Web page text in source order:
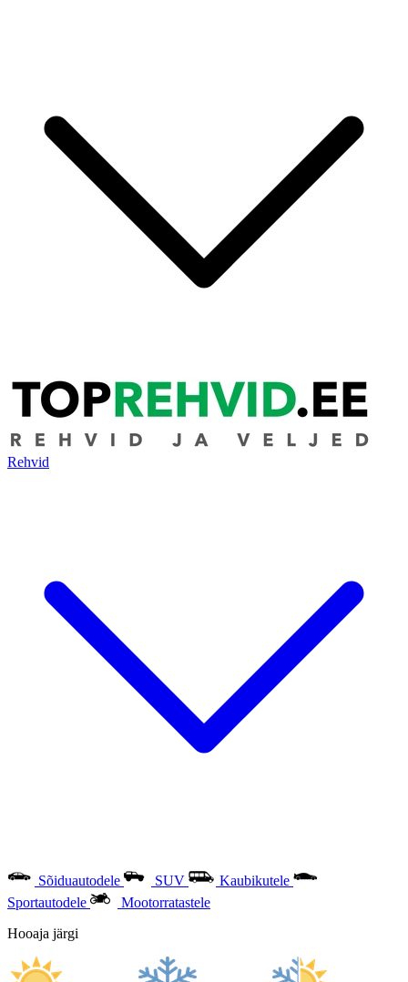
Rehvid
Sõiduautodele SUV
Kaubikutele
Sportautodele
Mootorratastele
Hooaja järgi